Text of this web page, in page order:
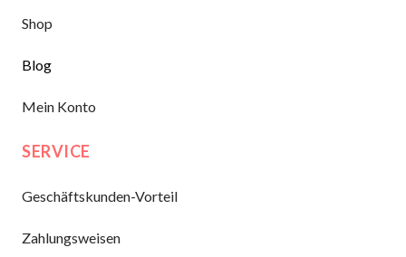
Shop
Blog
Mein Konto
SERVICE
Geschäftskunden-Vorteil
Zahlungsweisen